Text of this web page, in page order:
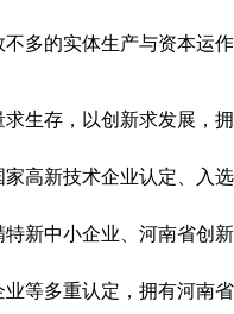
多的实体生产与资本运作
求生存，以创新求发展，
高新技术企业认定、入选
新中小企业、河南省创
等多重认定，拥有河南